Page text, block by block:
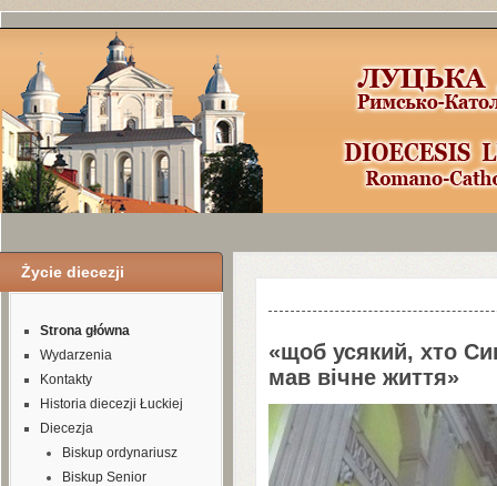
Życie diecezji
Strona główna
Wydarzenia
Kontakty
Historia diecezji Łuckiej
Diecezja
Biskup ordynariusz
Biskup Senior
«щоб усякий, хто
мав вічне життя»